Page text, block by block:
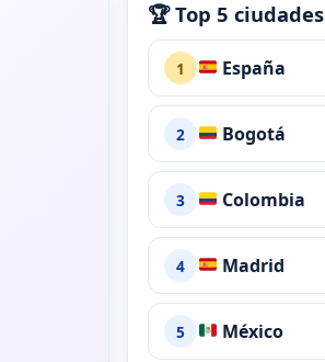
🏆 Top 5 ciudades
1 España
2 Bogotá
3 Colombia
4 Madrid
5 México